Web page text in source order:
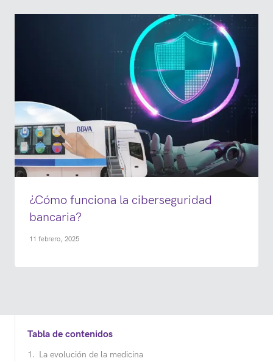
¿Cómo funciona la ciberseguridad
bancaria?
11 febrero, 2025
Tabla de contenidos
La evolución de la medicina